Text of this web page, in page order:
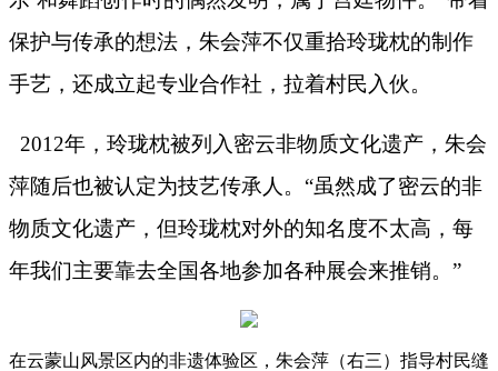
保护与传承的想法，朱会萍不仅重拾玲珑枕的制作
手艺，还成立起专业合作社，拉着村民入伙。
2012年，玲珑枕被列入密云非物质文化遗产，朱会
萍随后也被认定为技艺传承人。“虽然成了密云的非
物质文化遗产，但玲珑枕对外的知名度不太高，每
年我们主要靠去全国各地参加各种展会来推销。”
在云蒙山风景区内的非遗体验区，朱会萍（右三）指导村民缝